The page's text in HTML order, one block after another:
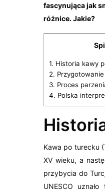
fascynująca jak
różnice. Jakie?
1. Historia kawy
2.
3. Proces
4. Polska
Kawa po turecku
XV wieku, a
przybycia do
UNESCO